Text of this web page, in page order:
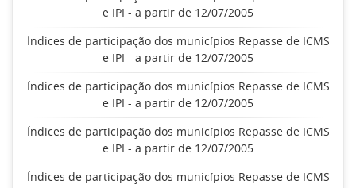
e IPI - a partir de 12/07/2005
Índices de participação dos municípios Repasse de ICMS
e IPI - a partir de 12/07/2005
Índices de participação dos municípios Repasse de ICMS
e IPI - a partir de 12/07/2005
Índices de participação dos municípios Repasse de ICMS
e IPI - a partir de 12/07/2005
Índices de participação dos municípios Repasse de ICMS